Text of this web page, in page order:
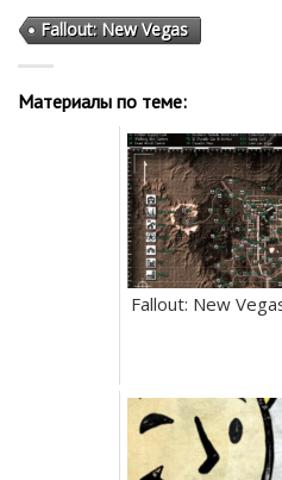
Fallout: New Vegas
Материалы по теме:
Fallout: New